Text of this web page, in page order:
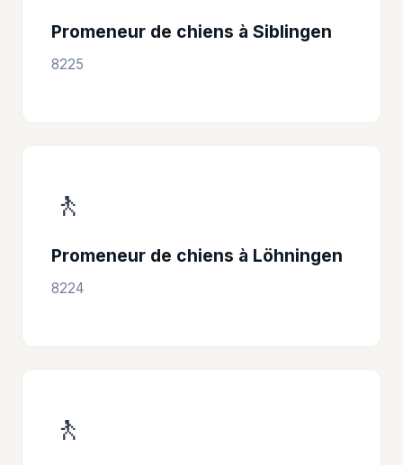
Promeneur de chiens à Siblingen
8225
🚶
Promeneur de chiens à Löhningen
8224
🚶